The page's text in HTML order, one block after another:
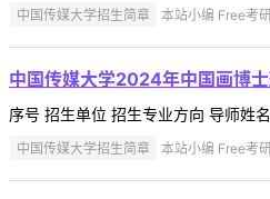
中国传媒大学招生简章 本站小编 Free考
中国传媒大学2024年中国画博
序号 招生单位 招生专业方向 导师姓
中国传媒大学招生简章 本站小编 Free考